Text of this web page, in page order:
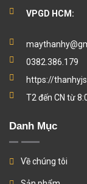
VPGD HCM:
0382.386.179
https://
T2 đến CN từ
Danh Mục
Về chúng tôi